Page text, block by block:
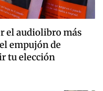
el audiolibro más
empujón de
tu elección